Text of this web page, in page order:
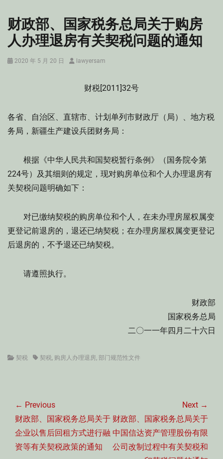
财政部、国家税务总局关于购房
人办理退房有关契税问题的通知
Posted
2020 年 5 月 20 日 Authorlawyersam
财税[2011]32号
各省、自治区、直辖市、计划单列市财政厅（局）、地方税
务局，新疆生产建设兵团财务局：
根据《中华人民共和国契税暂行条例》（国务院令第
224号）及其细则的规定，现对购房单位和个人办理退房有
关契税问题明确如下：
对已缴纳契税的购房单位和个人，在未办理房屋权属变
更登记前退房的，退还已纳契税；在办理房屋权属变更登记
后退房的，不予退还已纳契税。
请遵照执行。
财政部
国家税务总局
二〇一一年四月二十六日
Categories
契税 Tags契税, 购房人办理退房, 部门规范性文件
章
导
航
← Previous
Previous
post:
财政部、国家税务总局关于
企业以售后回租方式进行融
资等有关契税政策的通知
Next →
Next
post:
财政部、国家税务总局关于
中国信达资产管理股份有限
公司改制过程中有关契税和